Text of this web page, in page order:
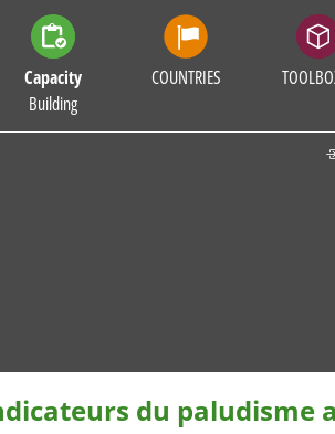
Capacity
Building
COUNTRIES
du paludisme